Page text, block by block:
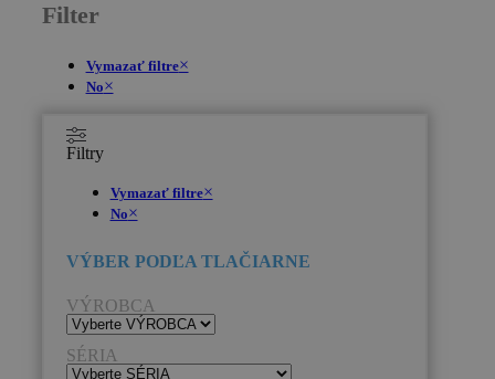
Filter
Vymazať filtre×
No×
Filtry
Vymazať filtre×
No×
VÝROBCA
SÉRIA